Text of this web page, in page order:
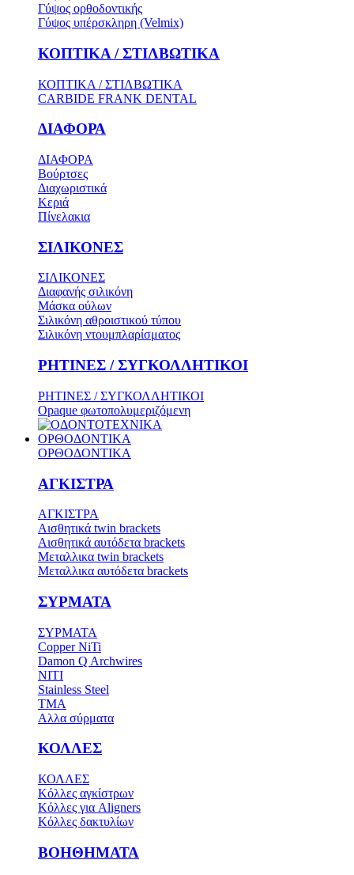
Γύψος ορθοδοντικής
Γύψος υπέρσκληρη (Velmix)
ΚΟΠΤΙΚΑ / ΣΤΙΛΒΩΤΙΚΑ
ΚΟΠΤΙΚΑ / ΣΤΙΛΒΩΤΙΚΑ
CARBIDE FRANK DENTAL
ΔΙΑΦΟΡΑ
ΔΙΑΦΟΡΑ
Βούρτσες
Διαχωριστικά
Κεριά
Πίνελακια
ΣΙΛΙΚΟΝΕΣ
ΣΙΛΙΚΟΝΕΣ
Διαφανής σιλικόνη
Μάσκα ούλων
Σιλικόνη αθροιστικού τύπου
Σιλικόνη ντουμπλαρίσματος
ΡΗΤΙΝΕΣ / ΣΥΓΚΟΛΛΗΤΙΚΟΙ
ΡΗΤΙΝΕΣ / ΣΥΓΚΟΛΛΗΤΙΚΟΙ
Opaque φωτοπολυμεριζόμενη
ΟΡΘΟΔΟΝΤΙΚΑ
ΟΡΘΟΔΟΝΤΙΚΑ
ΑΓΚΙΣΤΡΑ
ΑΓΚΙΣΤΡΑ
Aισθητικά twin brackets
Αισθητικά αυτόδετα brackets
Μεταλλικα twin brackets
Μεταλλικα αυτόδετα brackets
ΣΥΡΜΑΤΑ
ΣΥΡΜΑΤΑ
Copper NiTi
Damon Q Archwires
NITI
Stainless Steel
TMA
Αλλα σύρματα
ΚΟΛΛΕΣ
ΚΟΛΛΕΣ
Κόλλες αγκίστρων
Κόλλες για Aligners
Κόλλες δακτυλίων
ΒΟΗΘΗΜΑΤΑ